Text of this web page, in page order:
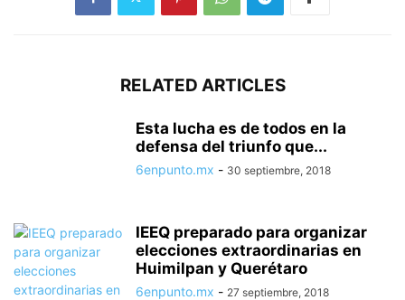
RELATED ARTICLES
Esta lucha es de todos en la
defensa del triunfo que...
6enpunto.mx - 30 septiembre, 2018
IEEQ preparado para organizar
elecciones extraordinarias en
Huimilpan y Querétaro
6enpunto.mx - 27 septiembre, 2018